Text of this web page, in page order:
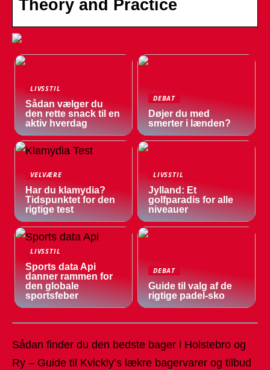
Theory and Practice
LIVSSTIL
Sådan vælger du
den rette snack til en
aktiv hverdag
DEBAT
Døjer du med
smerter i lænden?
VELVÆRE
Har du klamydia?
Tidspunktet for den
rigtige test
LIVSSTIL
Jylland: Et
golfparadis for alle
niveauer
LIVSSTIL
Sports data Api
danner rammen for
den globale
sportsfeber
DEBAT
Guide til valg af de
rigtige padel-sko
Sådan finder du den bedste bager i Holstebro og
Ry – Guide til Kvickly’s lækre bagervarer og tilbud